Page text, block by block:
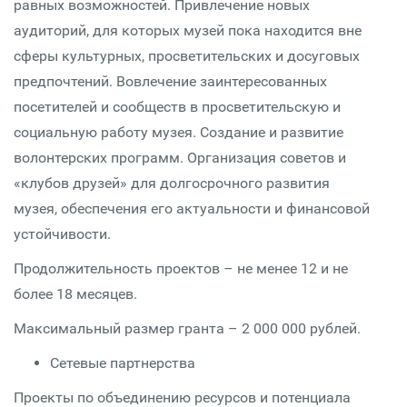
равных возможностей. Привлечение новых
аудиторий, для которых музей пока находится вне
сферы культурных, просветительских и досуговых
предпочтений. Вовлечение заинтересованных
посетителей и сообществ в просветительскую и
социальную работу музея. Создание и развитие
волонтерских программ. Организация советов и
«клубов друзей» для долгосрочного развития
музея, обеспечения его актуальности и финансовой
устойчивости.
Продолжительность проектов – не менее 12 и не
более 18 месяцев.
Максимальный размер гранта – 2 000 000 рублей.
Сетевые партнерства
Проекты по объединению ресурсов и потенциала